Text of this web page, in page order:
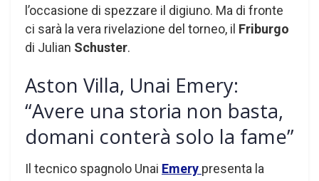
l’occasione di spezzare il digiuno. Ma di fronte
ci sarà la vera rivelazione del torneo, il Friburgo
di Julian Schuster.
Aston Villa, Unai Emery:
“Avere una storia non basta,
domani conterà solo la fame”
Il tecnico spagnolo Unai Emery presenta la